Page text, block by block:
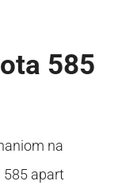
585
na
585 apart